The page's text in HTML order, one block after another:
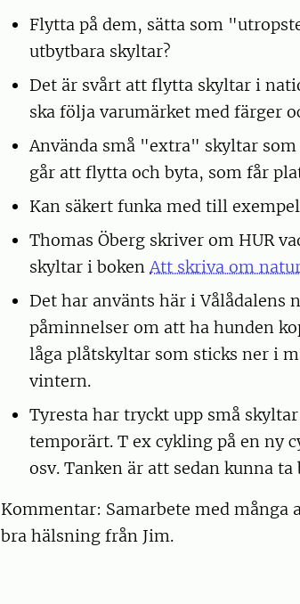
Flytta på dem, sätta som
utbytbara skyltar?
Det är svårt att flytta skyltar i
ska följa varumärket med färger
Använda små "extra" skyltar
går att flytta och byta, som får
Kan säkert funka med till exempel
Thomas Öberg skriver om HUR
skyltar i bokenAtt skriva om
Det har använts här i Vålådalens
påminnelser om att ha hunden
låga plåtskyltar som sticks ner i
vintern.
Tyresta har tryckt upp små
temporärt. T ex cykling på en ny
osv. Tanken är att sedan kunna ta
Kommentar: Samarbete med
bra hälsning från Jim.